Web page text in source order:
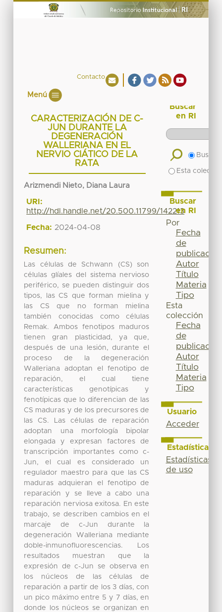
Contacto
Menú
CARACTERIZACIÓN DE C-
JUN DURANTE LA
DEGENERACIÓN
WALLERIANA EN EL
NERVIO CIÁTICO DE LA
RATA
Arizmendi Nieto, Diana Laura
URI:
http://hdl.handle.net/20.500.11799/142213
Fecha: 2024-04-08
Resumen:
Las células de Schwann (CS) son
células glíales del sistema nervioso
periférico, se pueden distinguir dos
tipos, las CS que forman mielina y
las CS que no forman mielina
también conocidas como células
Remak. Ambos fenotipos maduros
tienen gran plasticidad, ya que,
después de una lesión, durante el
proceso de la degeneración
Walleriana adoptan el fenotipo de
reparación, el cual tiene
características genotípicas y
fenotípicas que lo diferencian de las
CS maduras y de los precursores de
las CS. Las células de reparación
adoptan una morfología bipolar
elongada y expresan factores de
transcripción importantes como c-
Jun, el cual es considerado un
regulador maestro para que las CS
maduras adquieran el fenotipo de
reparación y se lleve a cabo una
reparación nerviosa exitosa. En este
trabajo, se describen cambios en el
marcaje de c-Jun durante la
degeneración Walleriana mediante
doble-inmunofluorescencias. Los
resultados muestran que la
expresión de c-Jun se observa en
los núcleos de las células de
reparación a partir de los 3 días, con
un pico máximo entre 5 y 7 días, en
donde los núcleos se organizan en
Buscar
en RI
Buscar
Esta
Buscar
en RI
Por
Fecha
de
publicación
Autor
Título
Materia
Tipo
Esta
colección
Fecha
de
publicación
Autor
Título
Materia
Tipo
Usuario
Acceder
Estadísticas
Estadísticas
de uso